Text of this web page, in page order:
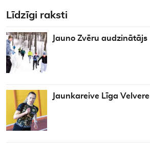
Līdzīgi raksti
Jauno Zvēru audzinātājs
Jaunkareive Līga Velvere